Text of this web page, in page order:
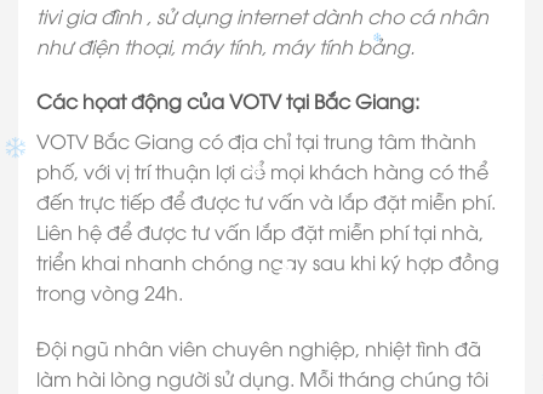
tivi gia đình , sử dụng internet dành cho cá nhân
như điện thoại, máy tính, máy tính bảng.
Các họat động của VOTV tại Bắc Giang:
VOTV Bắc Giang có địa chỉ tại trung tâm thành
phố, với vị trí thuận lợi để mọi khách hàng có thể
đến trực tiếp để được tư vấn và lắp đặt miễn phí.
Liên hệ để được tư vấn lắp đặt miễn phí tại nhà,
triển khai nhanh chóng ngay sau khi ký hợp đồng
trong vòng 24h.
Đội ngũ nhân viên chuyên nghiệp, nhiệt tình đã
làm hài lòng người sử dụng. Mỗi tháng chúng tôi
✽
✽